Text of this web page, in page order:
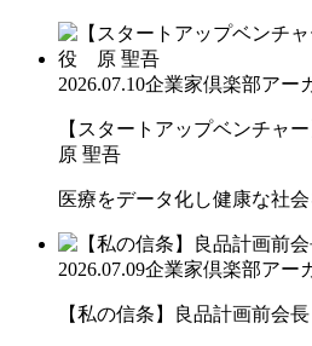
2026.07.10企業家倶楽部アー
【スタートアップベンチャ
原 聖吾
医療をデータ化し健康な社
2026.07.09企業家倶楽部アー
【私の信条】良品計画前会